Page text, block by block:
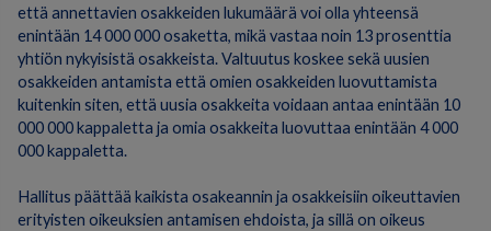
että annettavien osakkeiden lukumäärä voi olla yhteensä
enintään 14 000 000 osaketta, mikä vastaa noin 13 prosenttia
yhtiön nykyisistä osakkeista. Valtuutus koskee sekä uusien
osakkeiden antamista että omien osakkeiden luovuttamista
kuitenkin siten, että uusia osakkeita voidaan antaa enintään 10
000 000 kappaletta ja omia osakkeita luovuttaa enintään 4 000
000 kappaletta.
Hallitus päättää kaikista osakeannin ja osakkeisiin oikeuttavien
erityisten oikeuksien antamisen ehdoista, ja sillä on oikeus